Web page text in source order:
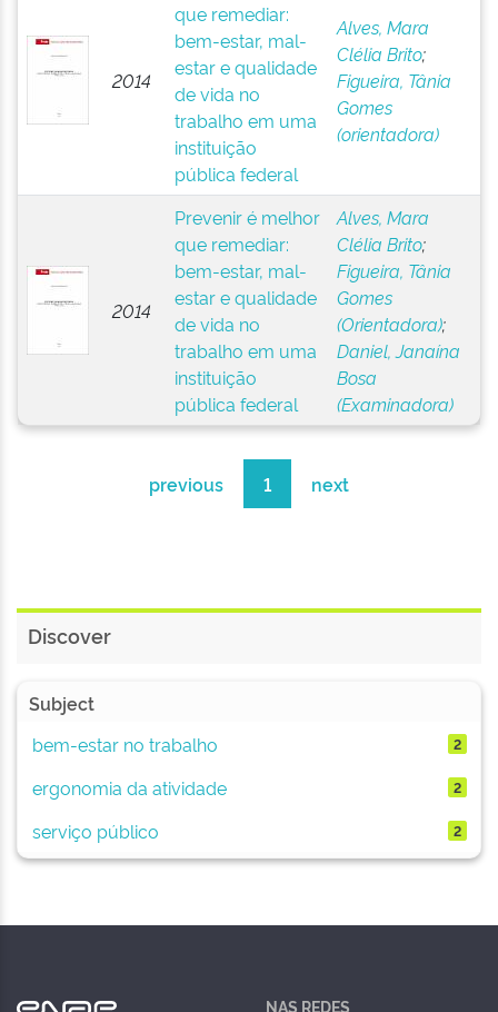
2014
que remediar:
bem-estar, mal-
estar e qualidade
de vida no
trabalho em uma
instituição
pública federal
Alves, Mara
Clélia Brito;
Figueira, Tânia
Gomes
(orientadora)
2014
Prevenir é melhor
que remediar:
bem-estar, mal-
estar e qualidade
de vida no
trabalho em uma
instituição
pública federal
Alves, Mara
Clélia Brito;
Figueira, Tânia
Gomes
(Orientadora);
Daniel, Janaína
Bosa
(Examinadora)
previous 1 next
Discover
Subject
bem-estar no trabalho
2
ergonomia da atividade 2
serviço público 2
NAS REDES